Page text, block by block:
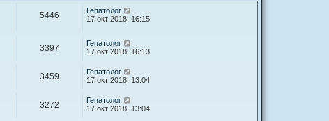
5446
Гепатолог
17 окт 2018, 16:15
3397
Гепатолог
17 окт 2018, 16:13
3459
Гепатолог
17 окт 2018, 13:04
3272
Гепатолог
17 окт 2018, 13:04